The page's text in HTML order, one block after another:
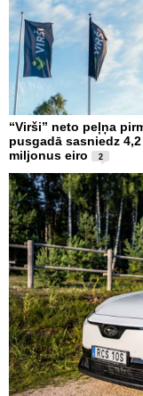
“Virši” neto peļņa
pusgadā sasniedz 4,2
miljonus eiro
2